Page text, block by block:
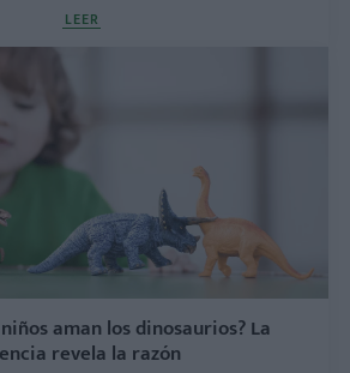
LEER
aman los dinosaurios? La
revela la razón